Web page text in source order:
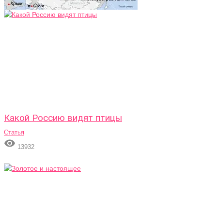
Какой Россию видят птицы
Статья
 13932